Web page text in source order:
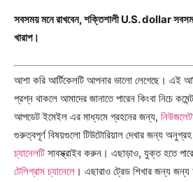
সবসময় মনে রাখবেন, শক্তিশালী U.S. dollar
খারাপ।
আশা করি আর্টিকেলটি আপনার ভালো লেগেছে। এই
প্রশ্ন থাকলে আমাদের জানাতে পারেন কিংবা নিচে
আপডেট ইমেইল এর মাধ্যমে গ্রহনের জন্য,
গুরুত্বপূর্ণ বিষয়গুলো টিউটোরিয়াল দেখার জন্য
চ্যানেলটি সাবস্ক্রাইব করুন। এছাড়াও, যুক্ত হতে
টেলিগ্রাম চ্যানেলে । এছারাও ট্রেড শিখার জন্য জন্য